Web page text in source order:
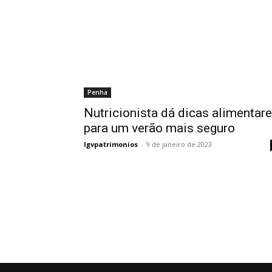
Penha
Nutricionista dá dicas
para um verão mais seguro
lgvpatrimonios - 9 de janeiro de 2023